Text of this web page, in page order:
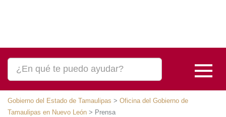
Gobierno del Estado de Tamaulipas>Oficina del Gobierno de
Tamaulipas en Nuevo León>Prensa